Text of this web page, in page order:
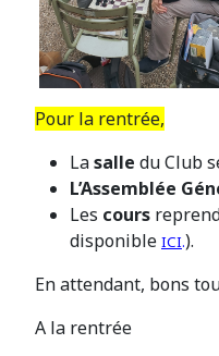
Pour la rentrée,
Lasalle du Club
L’Assemblée
Les cours
disponible ICI.).
En attendant, bons
A la rentrée